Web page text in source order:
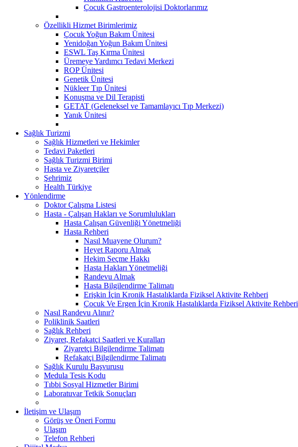
Çocuk Gastroenterolojisi Doktorlarımız
Özellikli Hizmet Birimlerimiz
Çocuk Yoğun Bakım Ünitesi
Yenidoğan Yoğun Bakım Ünitesi
ESWL Taş Kırma Ünitesi
Üremeye Yardımcı Tedavi Merkezi
ROP Ünitesi
Genetik Ünitesi
Nükleer Tıp Ünitesi
Konuşma ve Dil Terapisti
GETAT (Geleneksel ve Tamamlayıcı Tıp Merkezi)
Yanık Ünitesi
Sağlık Turizmi
Sağlık Hizmetleri ve Hekimler
Tedavi Paketleri
Sağlık Turizmi Birimi
Hasta ve Ziyaretçiler
Şehrimiz
Health Türkiye
Yönlendirme
Doktor Çalışma Listesi
Hasta - Çalışan Hakları ve Sorumlulukları
Hasta Çalışan Güvenliği Yönetmeliği
Hasta Rehberi
Nasıl Muayene Olurum?
Heyet Raporu Almak
Hekim Seçme Hakkı
Hasta Hakları Yönetmeliği
Randevu Almak
Hasta Bilgilendirme Talimatı
Erişkin İçin Kronik Hastalıklarda Fiziksel Aktivite Rehberi
Çocuk Ve Ergen İçin Kronik Hastalıklarda Fiziksel Aktivite Rehberi
Nasıl Randevu Alınır?
Poliklinik Saatleri
Sağlık Rehberi
Ziyaret, Refakatçi Saatleri ve Kuralları
Ziyaretçi Bilgilendirme Talimatı
Refakatçi Bilgilendirme Talimatı
Sağlık Kurulu Başvurusu
Medula Tesis Kodu
Tıbbi Sosyal Hizmetler Birimi
Laboratuvar Tetkik Sonuçları
İletişim ve Ulaşım
Görüş ve Öneri Formu
Ulaşım
Telefon Rehberi